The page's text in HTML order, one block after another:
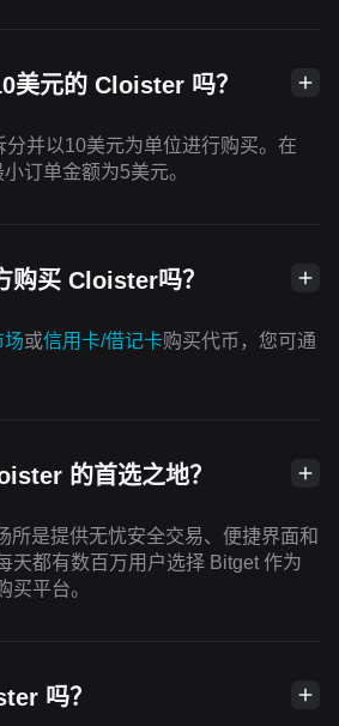
美元的 Cloister 吗？
并以10美元为单位进行购买。在
订单金额为5美元。
购买 Cloister吗？
场或信用卡/借记卡购买代币，您可通
的首选之地？
所是提供无忧安全交易、便捷界面和
天都有数百万用户选择 Bitget 作为
买平台。
吗？